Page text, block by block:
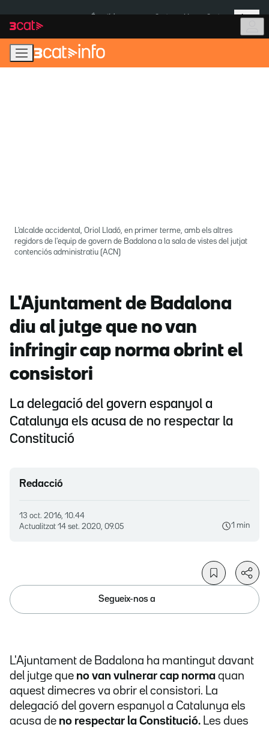
navegació
principal
contingut
Més
L'alcalde accidental, Oriol Lladó, en primer terme, amb els altres
regidors de l'equip de govern de Badalona a la sala de vistes del jutjat
contenciós administratiu (ACN)
L'Ajuntament de Badalona
diu al jutge que no van
infringir cap norma obrint el
consistori
La delegació del govern espanyol a
Catalunya els acusa de no respectar la
Constitució
Redacció
13 oct. 2016, 10.44
Actualitzat 14 set. 2020, 09.05 1 min
Segueix-nos a
L'Ajuntament de Badalona ha mantingut davant
del jutge que no van vulnerar cap norma quan
aquest dimecres va obrir el consistori. La
delegació del govern espanyol a Catalunya els
acusa de no respectar la Constitució. Les dues